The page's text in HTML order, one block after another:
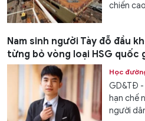
chiến
Nam sinh người Tày đỗ đầu
từng bỏ vòng loại HSG quốc
Học
GD&TĐ
hạn chế
người